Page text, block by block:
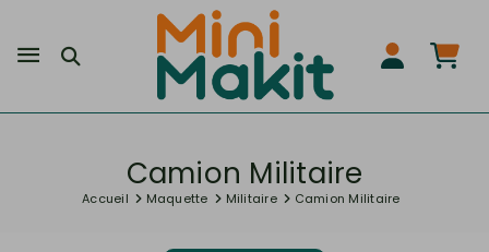
Camion Militaire
Accueil Maquette Militaire Camion Militaire